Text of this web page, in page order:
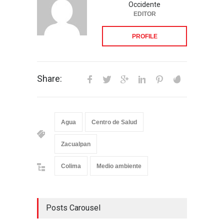
Occidente
EDITOR
PROFILE
Share:
Agua Centro de Salud
Zacualpan
Colima Medio ambiente
Posts Carousel